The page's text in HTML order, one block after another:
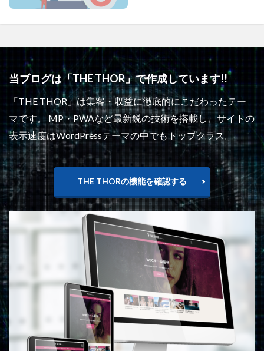
当ブログは「THE THOR」で作成しています!!
「THE THOR」は集客・収益に徹底的にこだわったテー
マです。 MP・PWAなど最新鋭の技術を搭載し、サイトの
表示速度はWordPressテーマの中でもトップクラス。
THE THORの機能を確認する